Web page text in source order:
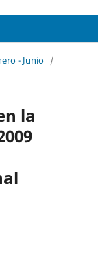
- Junio /
la